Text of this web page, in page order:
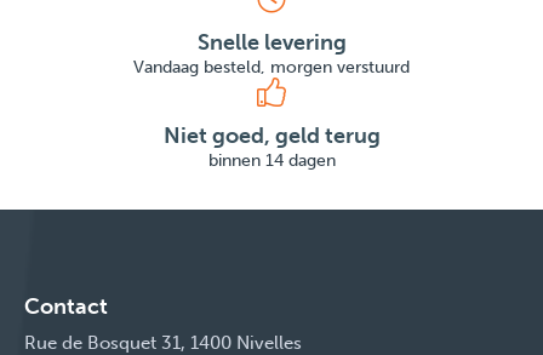
Snelle levering
Vandaag besteld, morgen verstuurd
Niet goed, geld terug
binnen 14 dagen
Contact
Rue de Bosquet 31, 1400 Nivelles